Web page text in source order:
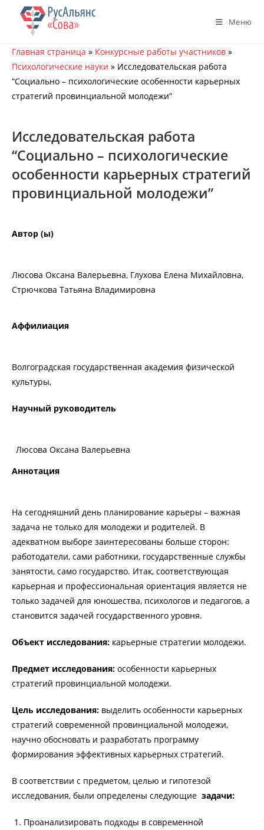
Перейти
содержимому
Меню
Главная страница » Конкурсные работы участников »
Психологические науки » Исследовательская работа
“Социально – психологические особенности карьерных
стратегий провинциальной молодежи”
Исследовательская работа
“Социально – психологические
особенности карьерных стратегий
провинциальной молодежи”
Автор (ы)
Люсова Оксана Валерьевна, Глухова Елена Михайловна,
Стрючкова Татьяна Владимировна
Аффилиация
Волгоградская государственная академия физической
культуры,
Научный руководитель
Люсова Оксана Валерьевна
Аннотация
На сегодняшний день планирование карьеры – важная
задача не только для молодежи и родителей. В
адекватном выборе заинтересованы больше сторон:
работодатели, сами работники, государственные службы
занятости, само государство. Итак, соответствующая
карьерная и профессиональная ориентация является не
только задачей для юношества, психологов и педагогов, а
становится задачей государственного уровня.
Объект исследования: карьерные стратегии молодежи.
Предмет исследования: особенности карьерных
стратегий провинциальной молодежи.
Цель исследования: выделить особенности карьерных
стратегий современной провинциальной молодежи,
научно обосновать и разработать программу
формирования эффективных карьерных стратегий.
В соответствии с предметом, целью и гипотезой
исследования, были определены следующие задачи:
Проанализировать подходы в современной